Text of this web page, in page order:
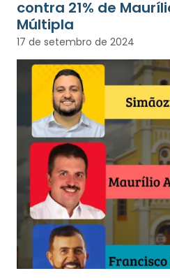
contra 21% de
Múltipla
17 de setembro de 2024